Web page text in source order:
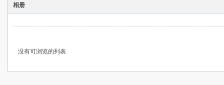
相册
没有可浏览的列表